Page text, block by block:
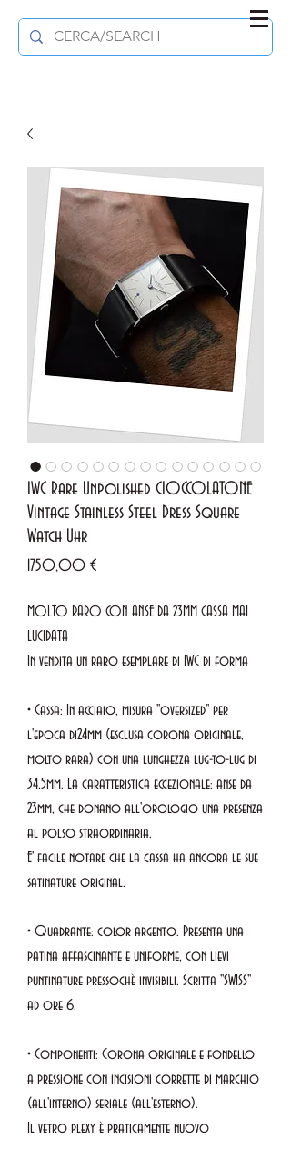
IWC Rare Unpolished CIOCCOLATONE
Vintage Stainless Steel Dress Square
Watch Uhr
1750,00 €Prezzo
MOLTO RARO CON ANSE DA 23MM CASSA MAI
LUCIDATA
In vendita un raro esemplare di IWC di forma
• Cassa: In acciaio, misura "oversized" per
l'epoca di24mm (esclusa corona originale,
molto rara) con una lunghezza lug-to-lug di
34,5mm. La caratteristica eccezionale: anse da
23mm, che donano all'orologio una presenza
al polso straordinaria.
E' facile notare che la cassa ha ancora le sue
satinature original.
• Quadrante: color argento. Presenta una
patina affascinante e uniforme, con lievi
puntinature pressochè invisibili. Scritta "SWISS"
ad ore 6.
• Componenti: Corona originale e fondello
a pressione con incisioni corrette di marchio
(all'interno) seriale (all'esterno).
Il vetro plexy è praticamente nuovo